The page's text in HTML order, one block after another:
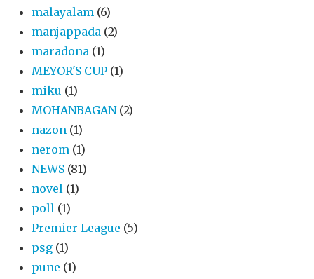
malayalam (6)
manjappada (2)
maradona (1)
MEYOR'S CUP (1)
miku (1)
MOHANBAGAN (2)
nazon (1)
nerom (1)
NEWS (81)
novel (1)
poll (1)
Premier League (5)
psg (1)
pune (1)